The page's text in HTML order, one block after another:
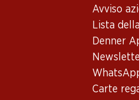
Avviso
Lista
Denner
Carte